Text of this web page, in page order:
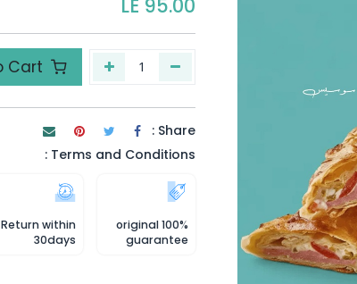
95.00
Share :
Terms and Conditions :
100% original
guarantee
Return within
30days